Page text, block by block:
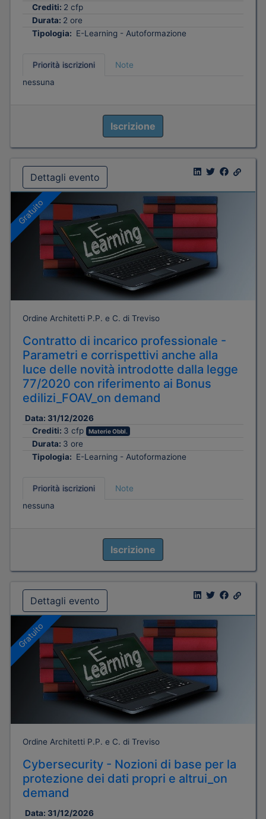
Crediti: 2 cfp
Durata: 2 ore
Tipologia: E-Learning - Autoformazione
Priorità iscrizioni
Note
nessuna
Iscrizione
Dettagli evento
Gratuito
Ordine Architetti P.P. e C. di Treviso
Contratto di incarico professionale -
Parametri e corrispettivi anche alla
luce delle novità introdotte dalla legge
77/2020 con riferimento ai Bonus
edilizi_FOAV_on demand
Data: 31/12/2026
Crediti: 3 cfp Materie Obbl.
Durata: 3 ore
Tipologia: E-Learning - Autoformazione
Priorità iscrizioni
Note
nessuna
Iscrizione
Dettagli evento
Gratuito
Ordine Architetti P.P. e C. di Treviso
Cybersecurity - Nozioni di base per la
protezione dei dati propri e altrui_on
demand
Data: 31/12/2026